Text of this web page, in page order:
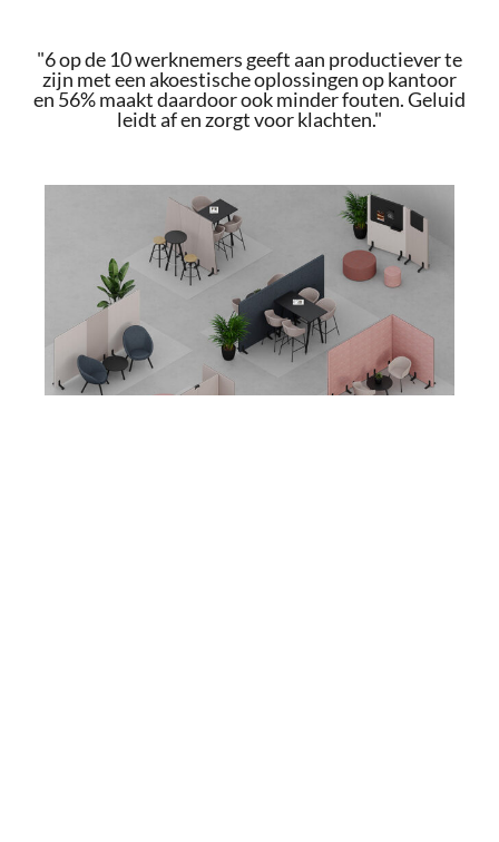
"6 op de 10 werknemers geeft aan productiever te
zijn met een akoestische oplossingen op kantoor
en 56% maakt daardoor ook minder fouten. Geluid
leidt af en zorgt voor klachten."